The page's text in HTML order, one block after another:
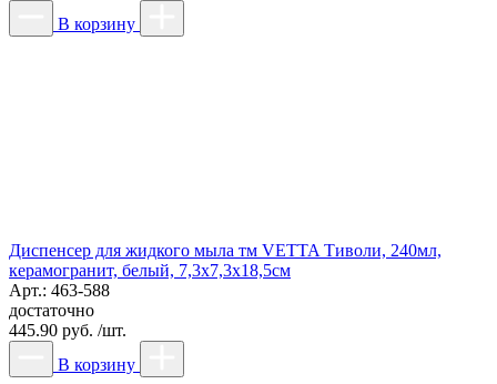
В корзину
Диспенсер для жидкого мыла тм VETTA Тиволи, 240мл,
керамогранит, белый, 7,3x7,3x18,5см
Арт.: 463-588
достаточно
445.90 руб. /шт.
В корзину